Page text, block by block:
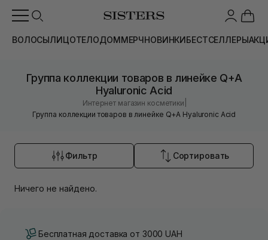
ВОЛОСЫЛИЦОТЕЛОДОММЕРЧНОВИНКИБЕСТСЕЛЛЕРЫ
Группа коллекции товаров в линейке Q+A
Hyaluronic Acid
Интернет магазин косметики
Группа коллекции товаров в линейке Q+A Hyaluronic Acid
Фильтр Сортировать
Ничего не найдено.
Бесплатная доставка от 3000 UAH